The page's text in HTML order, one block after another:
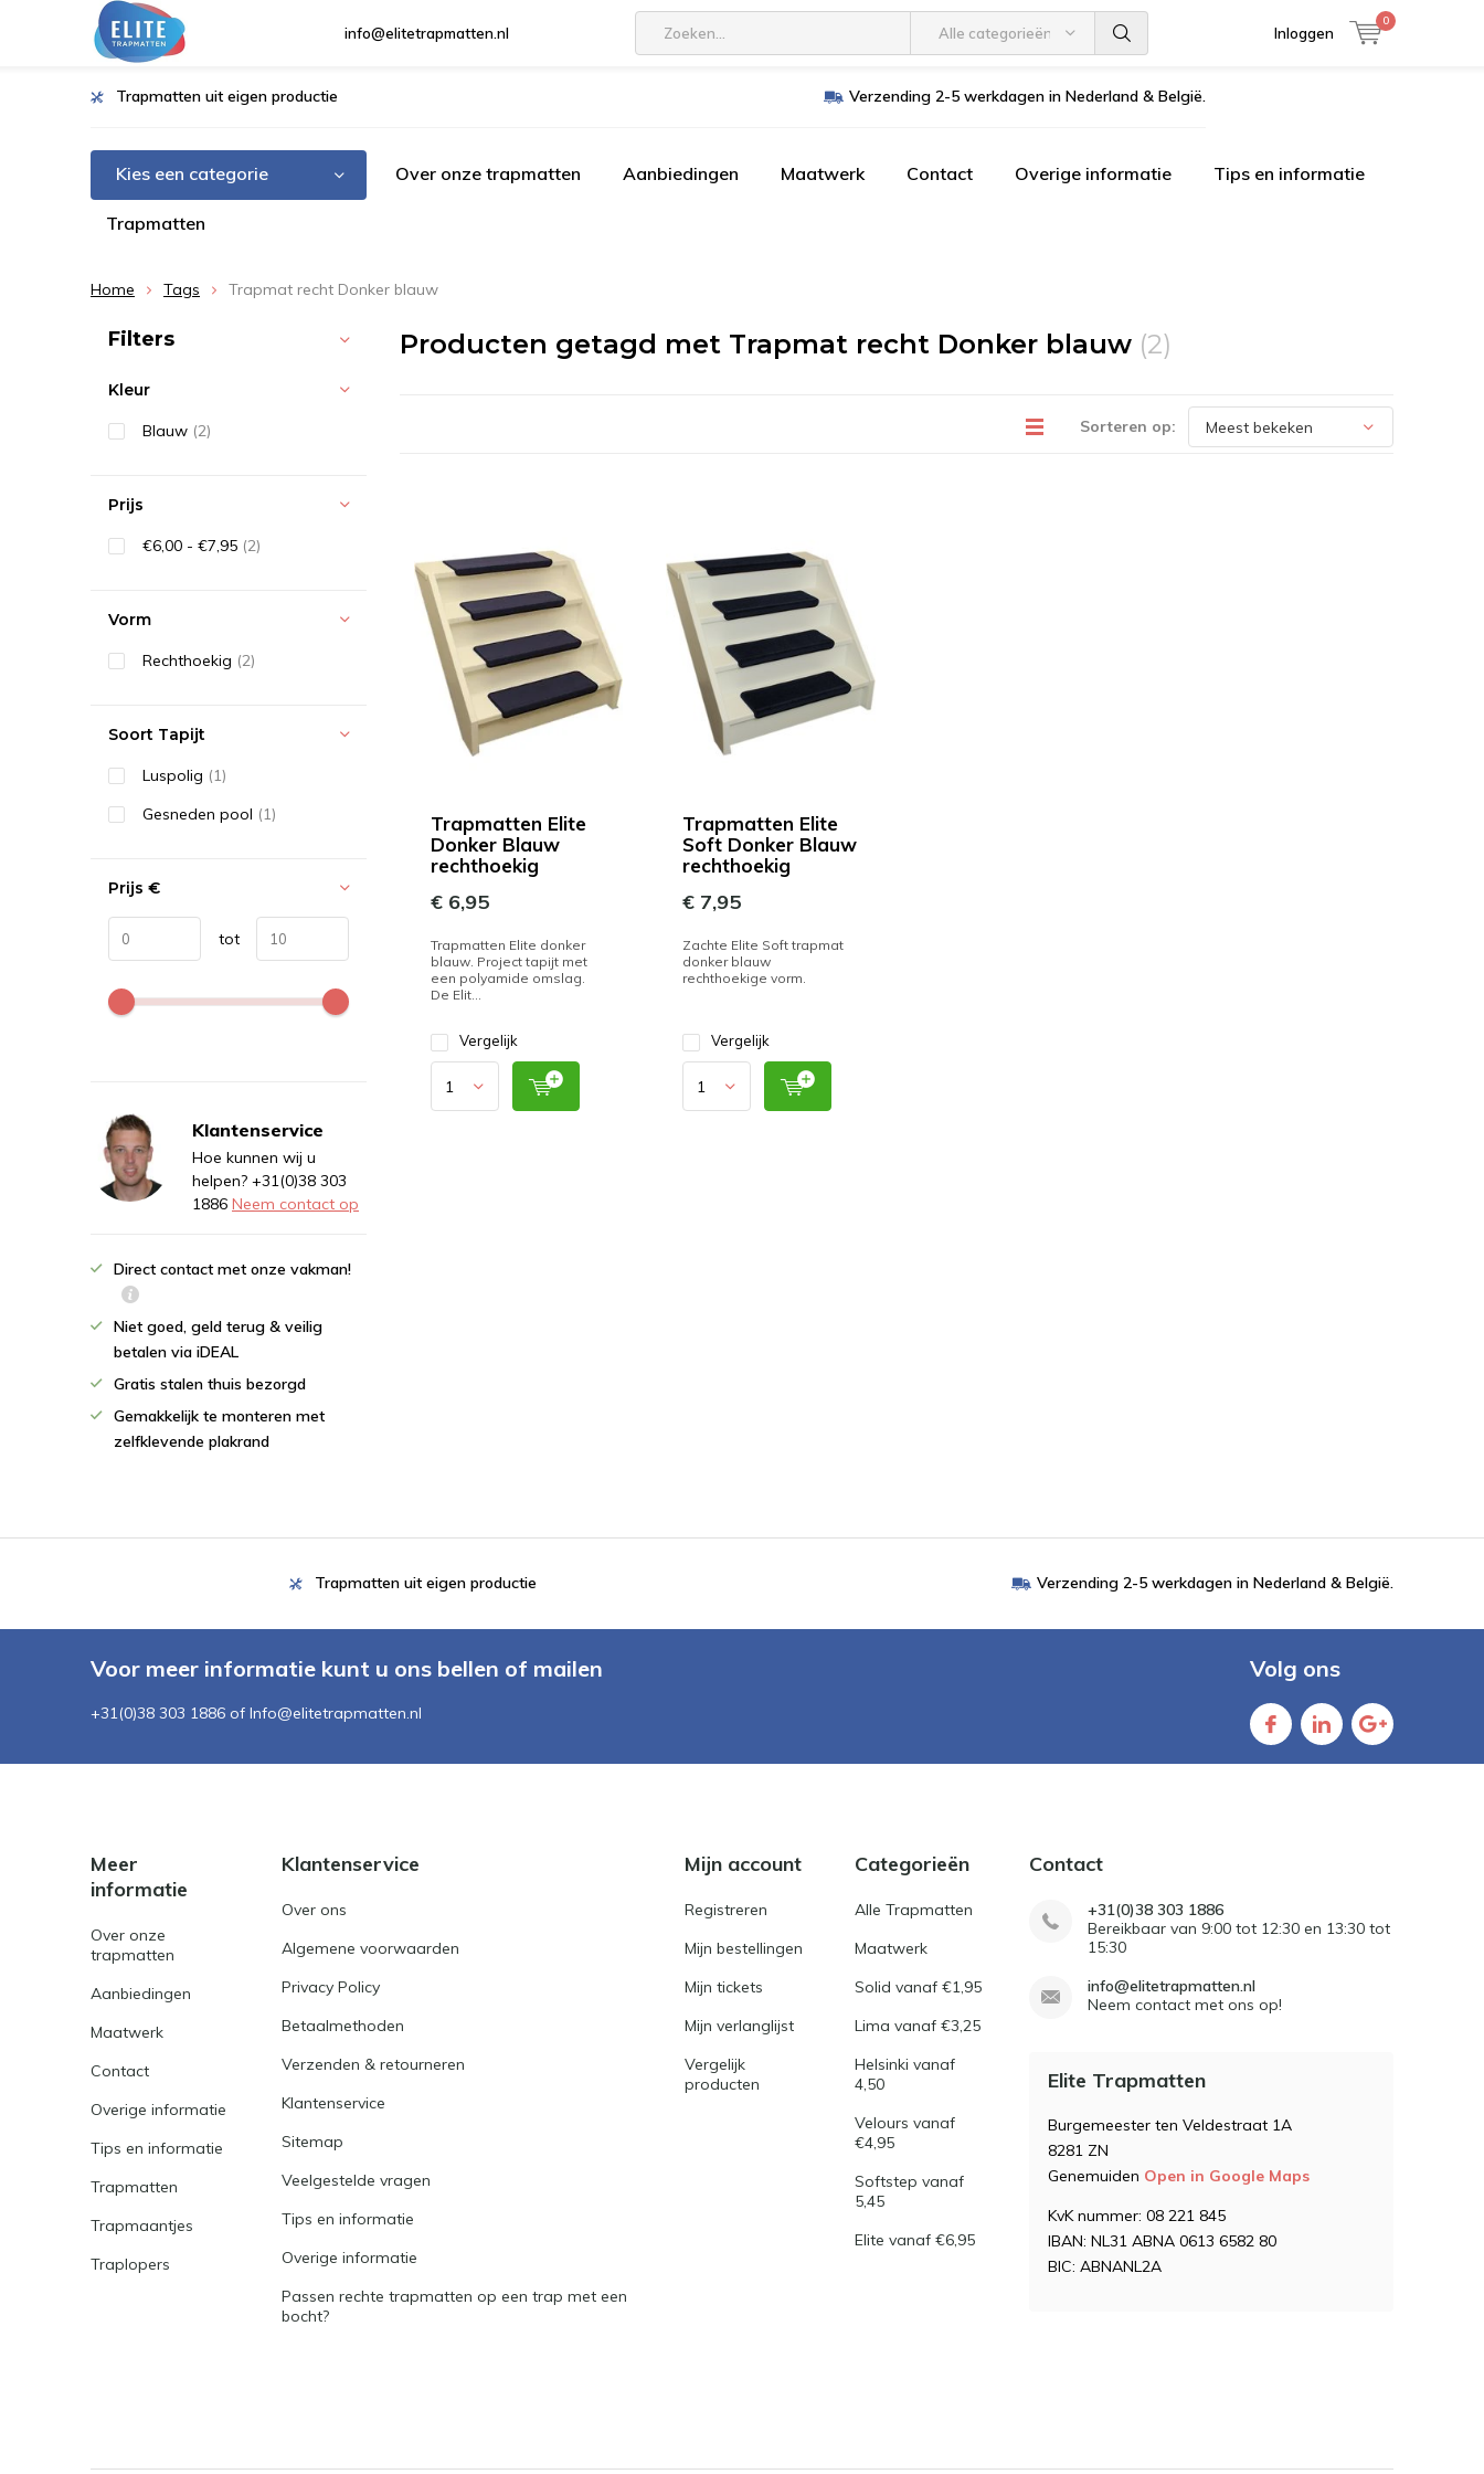
info@elitetrapmatten.nl Alle categorieën Inloggen
0
Trapmatten uit eigen productie Verzending 2-5 werkdagen in Nederland & België.
Kies een categorie Over onze trapmatten Aanbiedingen Maatwerk Contact Overige informatie Tips en informatie
Trapmatten
Home Tags Trapmat recht Donker blauw
Producten getagd met Trapmat recht Donker blauw (2)
Sorteren op:
Trapmatten Elite
Donker Blauw
rechthoekig
€ 6,95
Trapmatten Elite donker
blauw. Project tapijt met
een polyamide omslag.
De Elit...
Vergelijk
Trapmatten Elite
Soft Donker Blauw
rechthoekig
€ 7,95
Zachte Elite Soft trapmat
donker blauw
rechthoekige vorm.
Vergelijk
Sorteren op:
Filters
Kleur
Blauw (2)
Prijs
€6,00 - €7,95 (2)
Vorm
Rechthoekig (2)
Soort Tapijt
Luspolig (1)
Gesneden pool (1)
Prijs €
tot
Klantenservice
Hoe kunnen wij u
helpen? +31(0)38 303
1886 Neem contact op
Direct contact met onze vakman!
Niet goed, geld terug & veilig
betalen via iDEAL
Gratis stalen thuis bezorgd
Gemakkelijk te monteren met
zelfklevende plakrand
Trapmatten uit eigen productie Verzending 2-5 werkdagen in Nederland & België.
Voor meer informatie kunt u ons bellen of mailen
+31(0)38 303 1886 of Info@elitetrapmatten.nl
Volg ons
Meer
informatie
Over onze
trapmatten
Aanbiedingen
Maatwerk
Contact
Overige informatie
Tips en informatie
Trapmatten
Trapmaantjes
Traplopers
Klantenservice
Over ons
Algemene voorwaarden
Privacy Policy
Betaalmethoden
Verzenden & retourneren
Klantenservice
Sitemap
Veelgestelde vragen
Tips en informatie
Overige informatie
Passen rechte trapmatten op een trap met een
bocht?
Mijn account
Registreren
Mijn bestellingen
Mijn tickets
Mijn verlanglijst
Vergelijk
producten
Categorieën
Alle Trapmatten
Maatwerk
Solid vanaf €1,95
Lima vanaf €3,25
Helsinki vanaf
4,50
Velours vanaf
€4,95
Softstep vanaf
5,45
Elite vanaf €6,95
Contact
+31(0)38 303 1886
Bereikbaar van 9:00 tot 12:30 en 13:30 tot
15:30
info@elitetrapmatten.nl
Neem contact met ons op!
Elite Trapmatten
Burgemeester ten Veldestraat 1A
8281 ZN
Genemuiden Open in Google Maps
KvK nummer: 08 221 845
IBAN: NL31 ABNA 0613 6582 80
BIC: ABNANL2A